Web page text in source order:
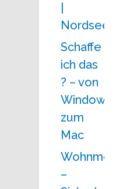
|
Schaffe
ich das
? – von
Windows
zum
Mac
–